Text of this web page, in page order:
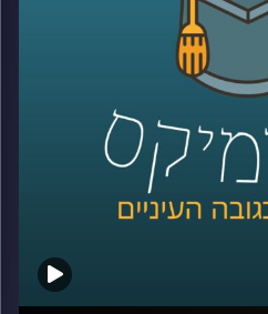
הצטרף אלינו ד"ר חיים קורן,
ואסטרטגיה, אוניברסיטת
לדרום סודאן ומצרים.